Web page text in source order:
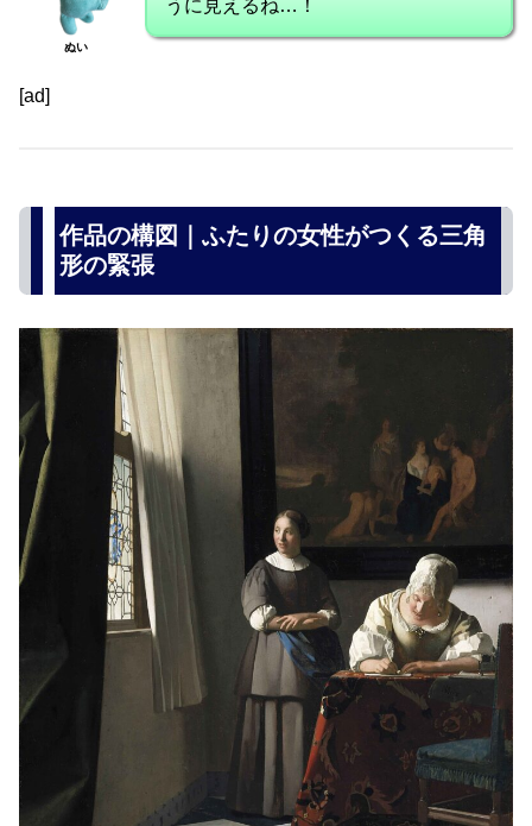
ぬい
うに見えるね…！
[ad]
作品の構図｜ふたりの女性がつくる三角
形の緊張